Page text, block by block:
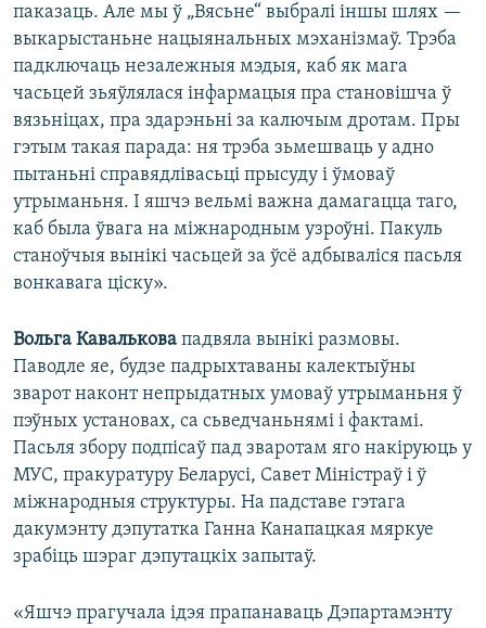
паказаць. Але мы ў „Вясьне“ выбралі іншы шлях —
выкарыстаньне нацыянальных мэханізмаў. Трэба
падключаць незалежныя мэдыя, каб як мага
часьцей зьяўлялася інфармацыя пра становішча ў
вязьніцах, пра здарэньні за калючым дротам. Пры
гэтым такая парада: ня трэба зьмешваць у адно
пытаньні справядлівасьці прысуду і ўмоваў
утрыманьня. І яшчэ вельмі важна дамагацца таго,
каб была ўвага на міжнародным узроўні. Пакуль
станоўчыя вынікі часьцей за ўсё адбываліся пасьля
вонкавага ціску».
Вольга Кавалькова падвяла вынікі размовы.
Паводле яе, будзе падрыхтаваны калектыўны
зварот наконт непрыдатных умоваў утрыманьня ў
пэўных установах, са сьведчаньнямі і фактамі.
Пасьля збору подпісаў пад зваротам яго накіруюць у
МУС, пракуратуру Беларусі, Савет Міністраў і ў
міжнародныя структуры. На падставе гэтага
дакумэнту дэпутатка Ганна Канапацкая мяркуе
зрабіць шэраг дэпутацкіх запытаў.
«Яшчэ прагучала ідэя прапанаваць Дэпартамэнту